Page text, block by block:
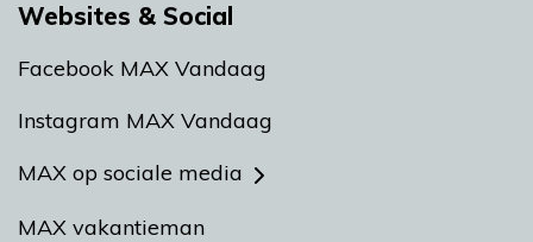
Websites & Social
Facebook MAX Vandaag
Instagram MAX Vandaag
MAX op sociale media
MAX vakantieman